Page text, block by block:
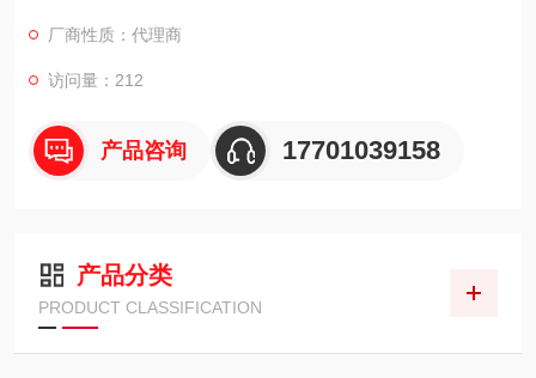
厂商性质：代理商
访问量：212
产品咨询 17701039158
产品分类
PRODUCT CLASSIFICATION